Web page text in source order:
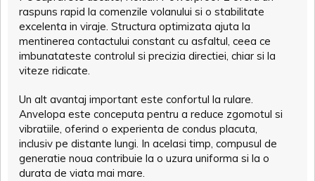
raspuns rapid la comenzile volanului si o stabilitate
excelenta in viraje. Structura optimizata ajuta la
mentinerea contactului constant cu asfaltul, ceea ce
imbunatateste controlul si precizia directiei, chiar si la
viteze ridicate.
Un alt avantaj important este confortul la rulare.
Anvelopa este conceputa pentru a reduce zgomotul si
vibratiile, oferind o experienta de condus placuta,
inclusiv pe distante lungi. In acelasi timp, compusul de
generatie noua contribuie la o uzura uniforma si la o
durata de viata mai mare.